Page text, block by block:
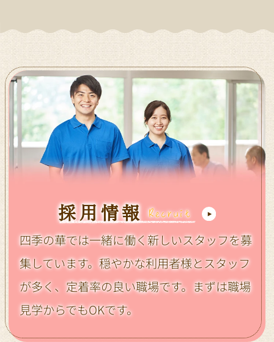
採用情報 Recruit
四季の華では一緒に働く新しいスタッフを募
集しています。穏やかな利用者様とスタッフ
が多く、定着率の良い職場です。 まずは職場
見学からでもOKです。